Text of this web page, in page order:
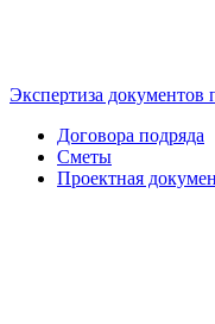
Экспертиза документов
Договора подряда
Сметы
Проектная